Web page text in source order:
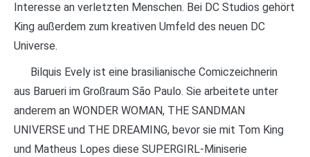
Interesse an verletzten Menschen. Bei DC Studios gehört
King außerdem zum kreativen Umfeld des neuen DC
Universe.
Bilquis Evely ist eine brasilianische Comiczeichnerin
aus Barueri im Großraum São Paulo. Sie arbeitete unter
anderem an WONDER WOMAN, THE SANDMAN
UNIVERSE und THE DREAMING, bevor sie mit Tom King
und Matheus Lopes diese SUPERGIRL-Miniserie